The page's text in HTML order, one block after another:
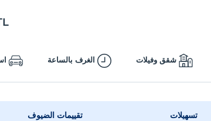
شقق وفيلات الغرف بالساعة
تسهيلات تقييمات الضيوف